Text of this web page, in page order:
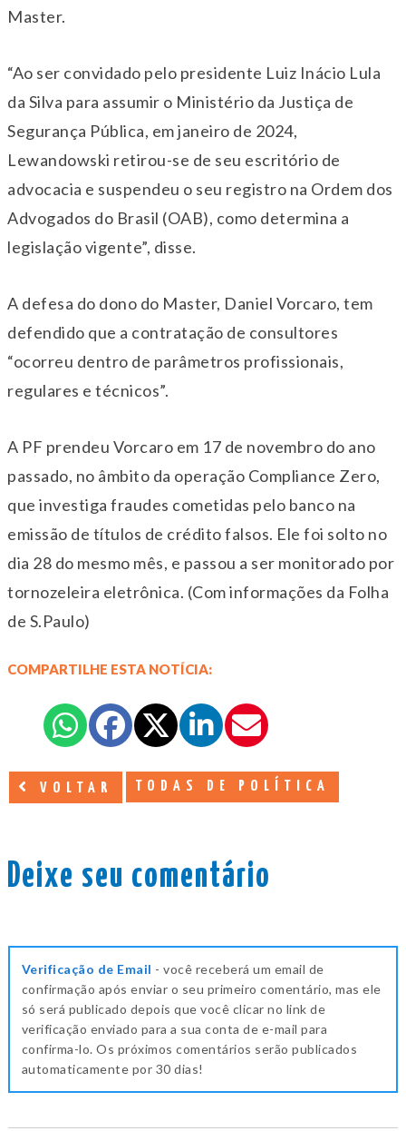
Master.
“Ao ser convidado pelo presidente Luiz Inácio Lula
da Silva para assumir o Ministério da Justiça de
Segurança Pública, em janeiro de 2024,
Lewandowski retirou-se de seu escritório de
advocacia e suspendeu o seu registro na Ordem dos
Advogados do Brasil (OAB), como determina a
legislação vigente”, disse.
A defesa do dono do Master, Daniel Vorcaro, tem
defendido que a contratação de consultores
“ocorreu dentro de parâmetros profissionais,
regulares e técnicos”.
A PF prendeu Vorcaro em 17 de novembro do ano
passado, no âmbito da operação Compliance Zero,
que investiga fraudes cometidas pelo banco na
emissão de títulos de crédito falsos. Ele foi solto no
dia 28 do mesmo mês, e passou a ser monitorado por
tornozeleira eletrônica. (Com informações da Folha
de S.Paulo)
COMPARTILHE ESTA NOTÍCIA:
VOLTAR TODAS DE POLÍTICA
Deixe seu comentário
Verificação de Email - você receberá um email de
confirmação após enviar o seu primeiro comentário, mas ele
só será publicado depois que você clicar no link de
verificação enviado para a sua conta de e-mail para
confirma-lo. Os próximos comentários serão publicados
automaticamente por 30 dias!